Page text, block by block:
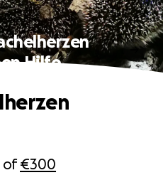
Hilfe
of€300